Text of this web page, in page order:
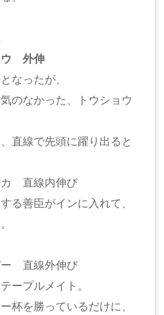
ウ 外伸
なったが、
のなかった、トウショウ
直線で先頭に躍り出ると
直線内伸び
る善臣がインに入れて、
直線外伸び
ープルメイト。
杯を勝っているだけに、